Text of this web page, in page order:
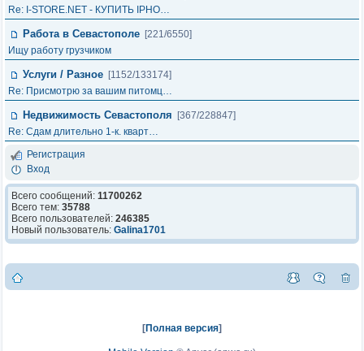
Re: I-STORE.NET - КУПИТЬ IPHO…
Работа в Севастополе [221/6550]
Ищу работу грузчиком
Услуги / Разное [1152/133174]
Re: Присмотрю за вашим питомц…
Недвижимость Севастополя
[367/228847]
Re: Сдам длительно 1-к. кварт…
Регистрация
Вход
Всего сообщений: 11700262
Всего тем: 35788
Всего пользователей: 246385
Новый пользователь: Galina1701
[Полная версия]